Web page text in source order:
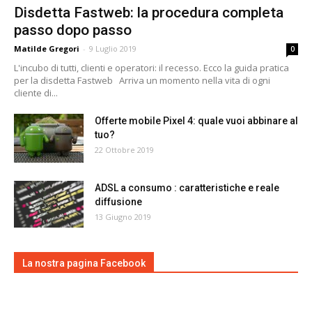
Disdetta Fastweb: la procedura completa
passo dopo passo
Matilde Gregori - 9 Luglio 2019 0
L'incubo di tutti, clienti e operatori: il recesso. Ecco la guida pratica
per la disdetta Fastweb Arriva un momento nella vita di ogni
cliente di...
Offerte mobile Pixel 4: quale vuoi abbinare al
tuo?
22 Ottobre 2019
ADSL a consumo : caratteristiche e reale
diffusione
13 Giugno 2019
La nostra pagina Facebook